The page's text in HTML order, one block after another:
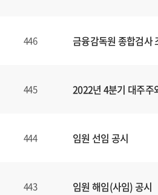
446 금융감독원 종합검사
445 2022년 4분기 대주주
444 임원 선임 공시
443 임원 해임(사임) 공시